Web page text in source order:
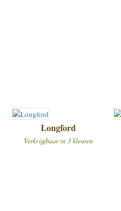
Longford
Verkrijgbaar in 3 kleuren